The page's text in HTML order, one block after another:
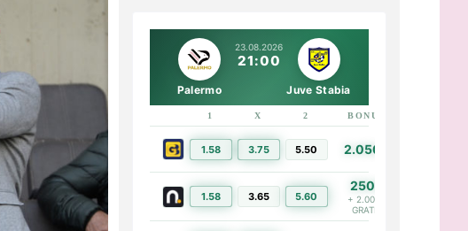
23.08.2026
21:00
Palermo Juve Stabia
1 X 2 BONUS
1.58 3.75 5.50 2.050€
1.58 3.65 5.60
250€
+ 2.000€
GRATIS